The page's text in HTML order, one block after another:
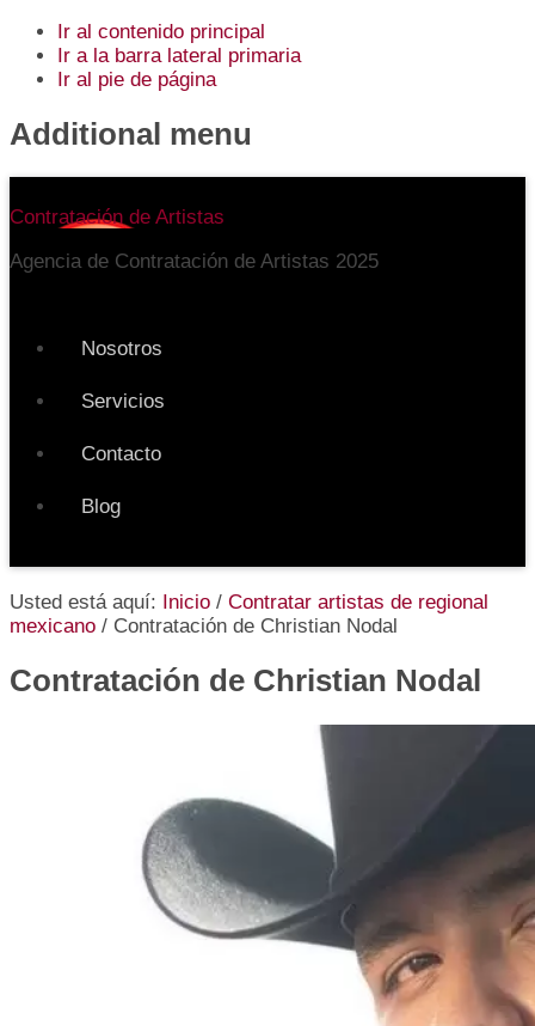
Ir al contenido principal
Ir a la barra lateral primaria
Ir al pie de página
Additional menu
Contratación de Artistas
Agencia de Contratación de Artistas 2025
Nosotros
Servicios
Contacto
Blog
Usted está aquí: Inicio / Contratar artistas de regional
mexicano / Contratación de Christian Nodal
Contratación de Christian Nodal